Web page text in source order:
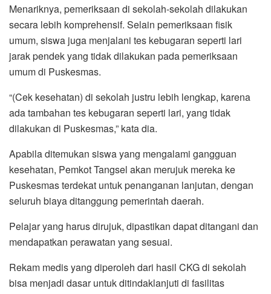
Menariknya, pemeriksaan di sekolah-sekolah dilakukan
secara lebih komprehensif. Selain pemeriksaan fisik
umum, siswa juga menjalani tes kebugaran seperti lari
jarak pendek yang tidak dilakukan pada pemeriksaan
umum di Puskesmas.
“(Cek kesehatan) di sekolah justru lebih lengkap, karena
ada tambahan tes kebugaran seperti lari, yang tidak
dilakukan di Puskesmas,” kata dia.
Apabila ditemukan siswa yang mengalami gangguan
kesehatan, Pemkot Tangsel akan merujuk mereka ke
Puskesmas terdekat untuk penanganan lanjutan, dengan
seluruh biaya ditanggung pemerintah daerah.
Pelajar yang harus dirujuk, dipastikan dapat ditangani dan
mendapatkan perawatan yang sesuai.
Rekam medis yang diperoleh dari hasil CKG di sekolah
bisa menjadi dasar untuk ditindaklanjuti di fasilitas